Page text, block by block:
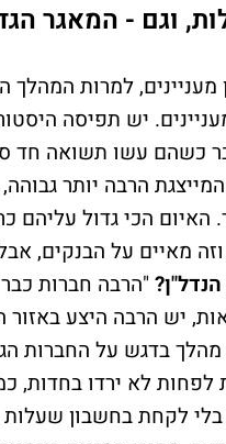
וגם - המאגר
למרות המהלך
כשהם עשו תשואה חד
הכי גדול עליהם
מאיים על הבנקים,
"הרבה חברות
יש הרבה היצע
בדגש על החברות
לפחות לא ירדו בחדות,
לקחת בחשבון שעלות